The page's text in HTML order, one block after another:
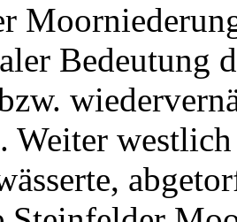
Bedeutung
Weiter